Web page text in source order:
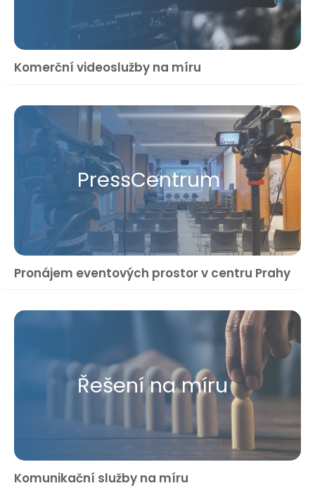
Komerční videoslužby na míru
Press​Centrum
Pronájem eventových prostor v centru Prahy
Řešení na míru
Komunikační služby na míru